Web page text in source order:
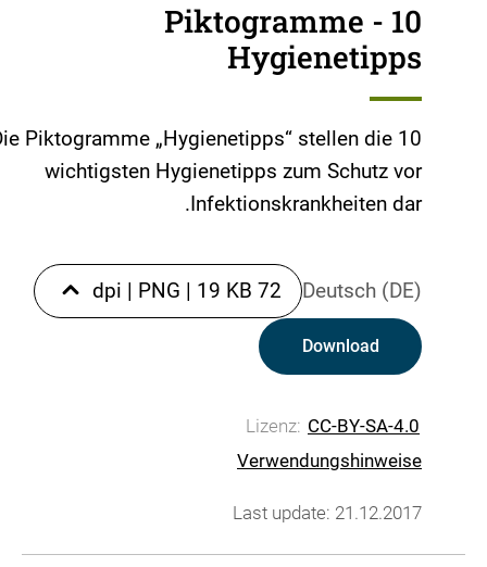
Piktogramme - 10
Hygienetipps
Piktogramme „Hygienetipps“ stellen die 10
wichtigsten Hygienetipps zum Schutz vor
Infektionskrankheiten dar.
Deutsch (DE)
72 dpi
| PNG | 19 KB
Download
Lizenz: CC-BY-SA-4.0
Verwendungshinweise
Last update: 21.12.2017